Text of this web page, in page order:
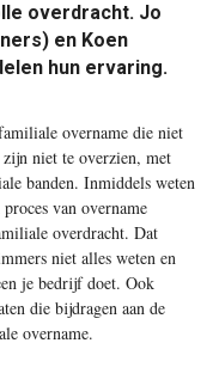
overdracht. Jo
en Koen
hun ervaring.
overname die niet
niet te overzien, met
banden. Inmiddels weten
van overname
overdracht. Dat
niet alles weten en
je bedrijf doet. Ook
die bijdragen aan de
overname.